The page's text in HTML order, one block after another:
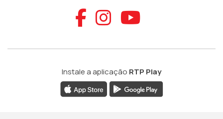
Aceder ao
Aceder ao
Aceder
Instale a aplicação RTP Play